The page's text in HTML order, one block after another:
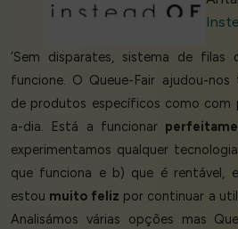
‘Sem disparates, sistema de filas
funcione. O Queue-Fair ajudou-
de produtos específicos como
a-dia. Está a funcionar
experimentamos qualquer
que funciona e b) que é rentável,
estou muito feliz por continuar a
Analisámos várias opções mas